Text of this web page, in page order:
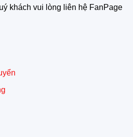
khách vui lòng liên hệ FanPage